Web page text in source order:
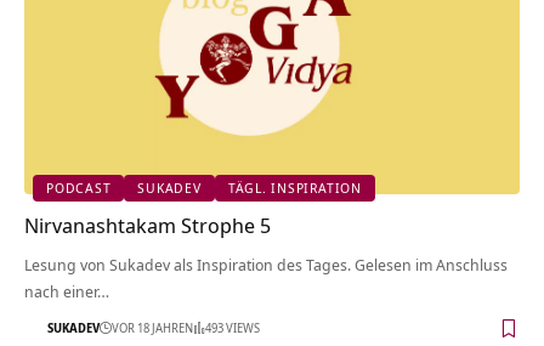
PODCAST SUKADEV TÄGL. INSPIRATION
Nirvanashtakam Strophe 5
Lesung von Sukadev als Inspiration des Tages. Gelesen im Anschluss
nach einer…
SUKADEV VOR 18 JAHREN 493 VIEWS